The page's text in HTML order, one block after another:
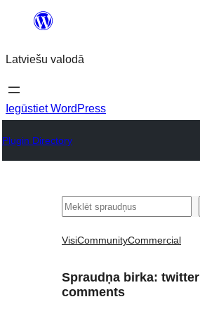
Pāriet
saturu
Latviešu valodā
Iegūstiet WordPress
Plugin Directory
Meklēt
VisiCommunityCommercial
Spraudņa birka: twitter
comments